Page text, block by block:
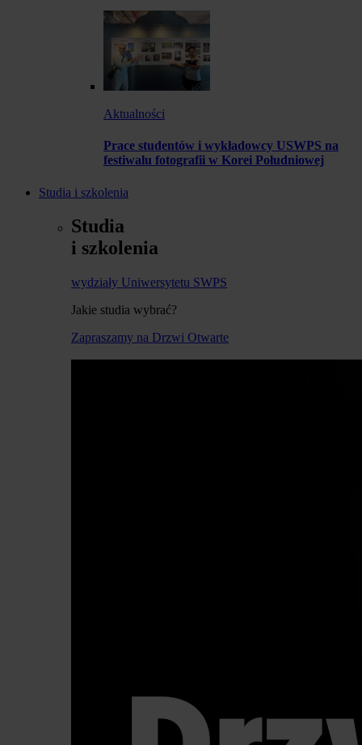
Aktualności
Prace studentów i wykładowcy USWPS na
festiwalu fotografii w Korei Południowej
Studia i szkolenia
Studia
i szkolenia
wydziały Uniwersytetu SWPS
Jakie studia wybrać?
Zapraszamy na Drzwi Otwarte